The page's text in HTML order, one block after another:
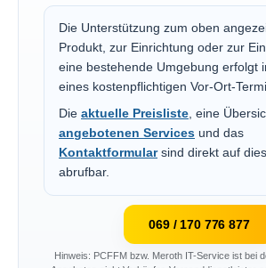
Die Unterstützung zum oben
Produkt, zur Einrichtung oder zur
eine bestehende Umgebung erfolgt
eines kostenpflichtigen Vor-Ort-
Die aktuelle Preisliste, eine
angebotenen Services und das
Kontaktformularsind direkt auf
abrufbar.
069 / 170 776 877
Hinweis: PCFFM bzw. Meroth IT-Service ist bei